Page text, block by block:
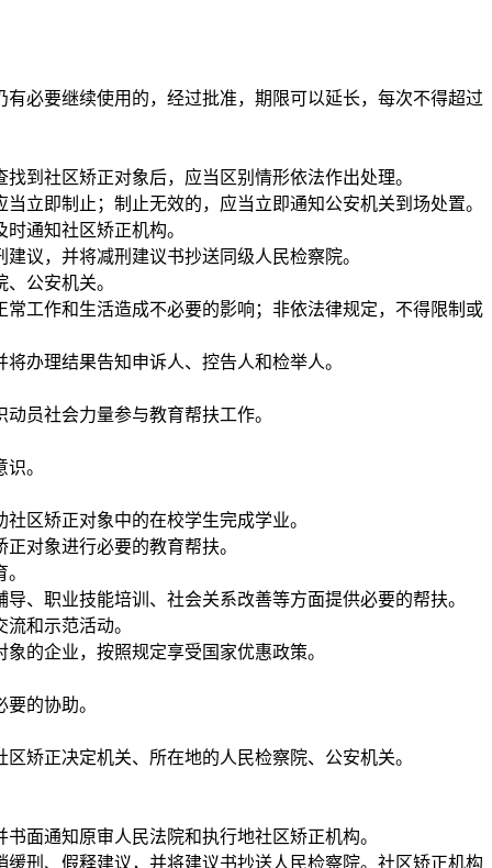
必要继续使用的，经过批准，期限可以延长，每次不得超过
社区矫正对象后，应当区别情形依法作出处理。
即制止；制止无效的，应当立即通知公安机关到场处置。
通知社区矫正机构。
，并将减刑建议书抄送同级人民检察院。
公安机关。
作和生活造成不必要的影响；非依法律规定，不得限制或
理结果告知申诉人、控告人和检举人。
员社会力量参与教育帮扶工作。
。
矫正对象中的在校学生完成学业。
对象进行必要的教育帮扶。
职业技能培训、社会关系改善等方面提供必要的帮扶。
和示范活动。
企业，按照规定享受国家优惠政策。
的协助。
正决定机关、所在地的人民检察院、公安机关。
通知原审人民法院和执行地社区矫正机构。
刑、假释建议，并将建议书抄送人民检察院。社区矫正机构